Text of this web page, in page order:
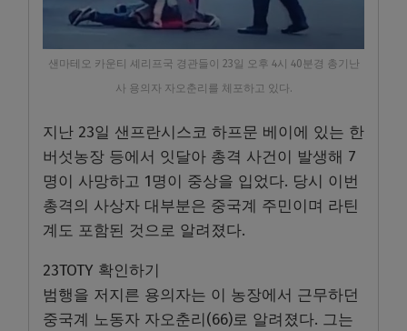
샌마테오 카운티 셰리프국 경관들이 23일 오후 4시 40분경 총기난
사 용의자 자오춘리를 체포하고 있다.
지난 23일 샌프란시스코 하프문 베이에 있는 한
버섯농장 등에서 잇달아 총격 사건이 발생해 7
명이 사망하고 1명이 중상을 입었다. 당시 이번
총격의 사상자 대부분은 중국계 주민이며 라틴
계도 포함된 것으로 알려졌다.
23TOTY 확인하기
범행을 저지른 용의자는 이 농장에서 근무하던
중국계 노동자 자오춘리(66)로 알려졌다. 그는